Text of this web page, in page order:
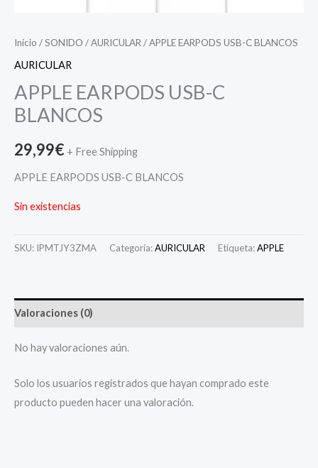
Inicio /SONIDO /AURICULAR / APPLE EARPODS USB-C BLANCOS
AURICULAR
APPLE EARPODS USB-C
BLANCOS
29,99€ + Free Shipping
APPLE EARPODS USB-C BLANCOS
Sin existencias
SKU: IPMTJY3ZMA Categoría:AURICULAR Etiqueta:APPLE
Valoraciones (0)
No hay valoraciones aún.
Solo los usuarios registrados que hayan comprado este
producto pueden hacer una valoración.